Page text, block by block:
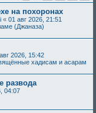
на похоронах
« 01 авг 2026, 21:51
(Джаназа)
2026, 15:42
хадисам и асарам
развода
04:07